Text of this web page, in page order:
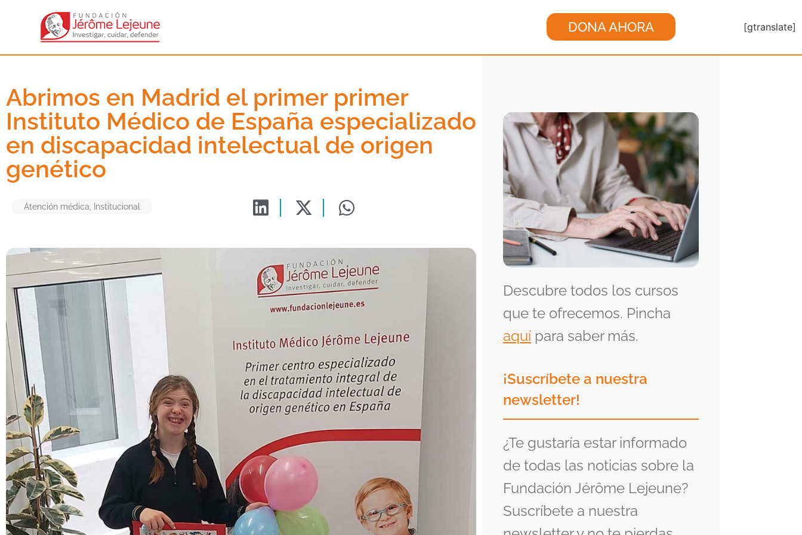
DONA AHORA [gtranslate]
Abrimos en Madrid el primer primer
Instituto Médico de España especializado
en discapacidad intelectual de origen
genético
Atención médica Institucional
Descubre todos los cursos
que te ofrecemos. Pincha
aquí para saber más.
¡Suscríbete a nuestra
newsletter!
¿Te gustaría estar informado
de todas las noticias sobre la
Fundación Jérôme Lejeune?
Suscríbete a nuestra